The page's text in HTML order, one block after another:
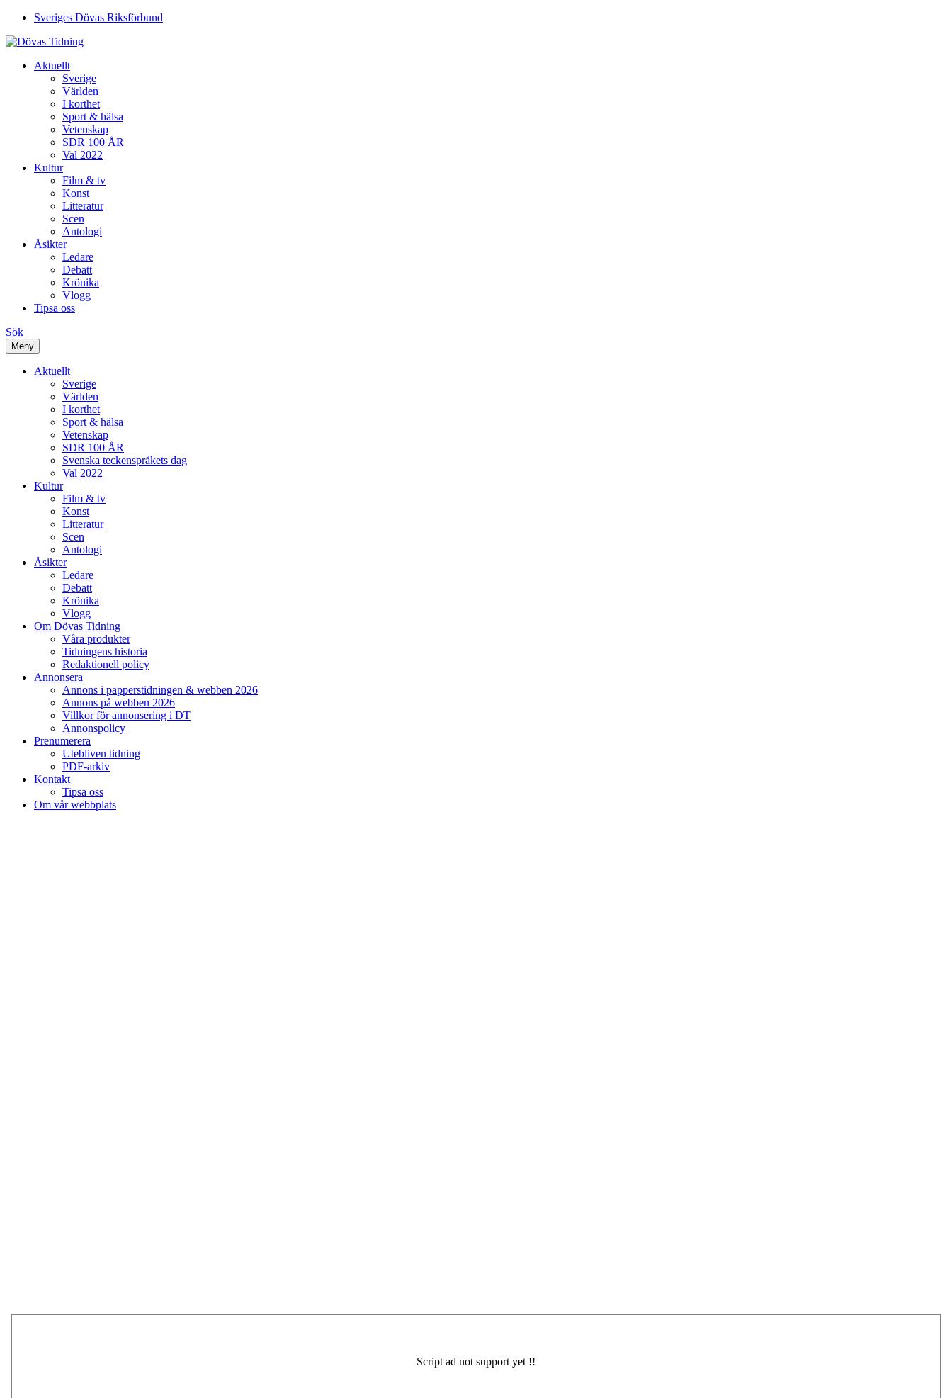
Sveriges Dövas Riksförbund
Aktuellt
Sverige
Världen
I korthet
Sport & hälsa
Vetenskap
SDR 100 ÅR
Val 2022
Kultur
Film & tv
Konst
Litteratur
Scen
Antologi
Åsikter
Ledare
Debatt
Krönika
Vlogg
Tipsa oss
Sök
Meny
Aktuellt
Sverige
Världen
I korthet
Sport & hälsa
Vetenskap
SDR 100 ÅR
Svenska teckenspråkets dag
Val 2022
Kultur
Film & tv
Konst
Litteratur
Scen
Antologi
Åsikter
Ledare
Debatt
Krönika
Vlogg
Om Dövas Tidning
Våra produkter
Tidningens historia
Redaktionell policy
Annonsera
Annons i papperstidningen & webben 2026
Annons på webben 2026
Villkor för annonsering i DT
Annonspolicy
Prenumerera
Utebliven tidning
PDF-arkiv
Kontakt
Tipsa oss
Om vår webbplats